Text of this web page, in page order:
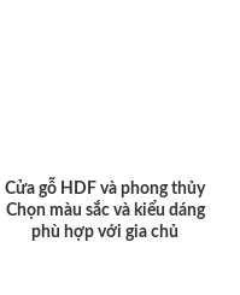
Cửa gỗ HDF và phong thủy
Chọn màu sắc và kiểu dáng
phù hợp với gia chủ